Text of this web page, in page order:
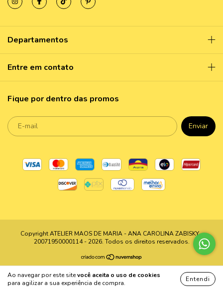
Ao navegar por este sitevocê aceita o uso de cookies
para agilizar a sua experiência de compra.
Entendi
Departamentos
Entre em contato
Fique por dentro das promos
Copyright ATELIER MAOS DE MARIA - ANA CAROLINA ZABISKY -
20071950000114 - 2026. Todos os direitos reservados.